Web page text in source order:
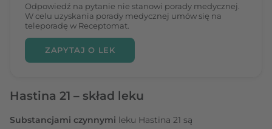
Odpowiedź na pytanie nie stanowi porady medycznej.
W celu uzyskania porady medycznej umów się na
teleporadę w Receptomat.
ZAPYTAJ O LEK
Hastina 21 – skład leku
Substancjami czynnymi leku Hastina 21 są